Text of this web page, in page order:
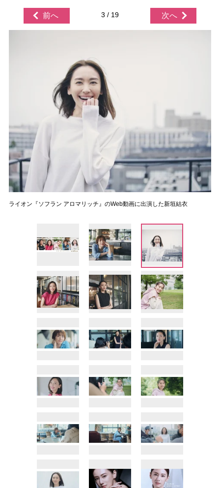
前へ 3 / 19 次へ
ライオン『ソフラン アロマリッチ』のWeb動画に出演した新垣結衣